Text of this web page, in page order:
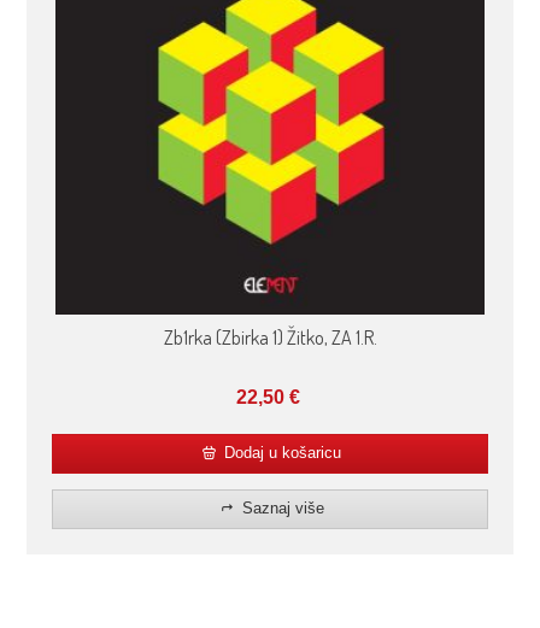
Zb1rka (Zbirka 1) Žitko, ZA 1.R.
22,50 €
Dodaj u košaricu
Saznaj više